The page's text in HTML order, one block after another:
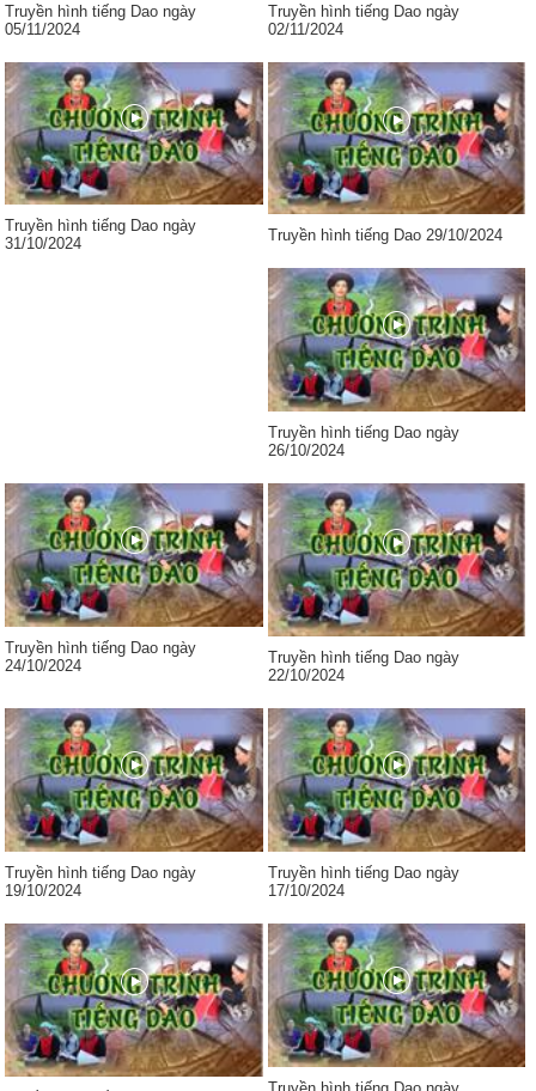
Truyền hình tiếng Dao ngày
05/11/2024
Truyền hình tiếng Dao ngày
02/11/2024
Truyền hình tiếng Dao ngày
31/10/2024
Truyền hình tiếng Dao 29/10/2024
Truyền hình tiếng Dao ngày
26/10/2024
Truyền hình tiếng Dao ngày
24/10/2024
Truyền hình tiếng Dao ngày
22/10/2024
Truyền hình tiếng Dao ngày
19/10/2024
Truyền hình tiếng Dao ngày
17/10/2024